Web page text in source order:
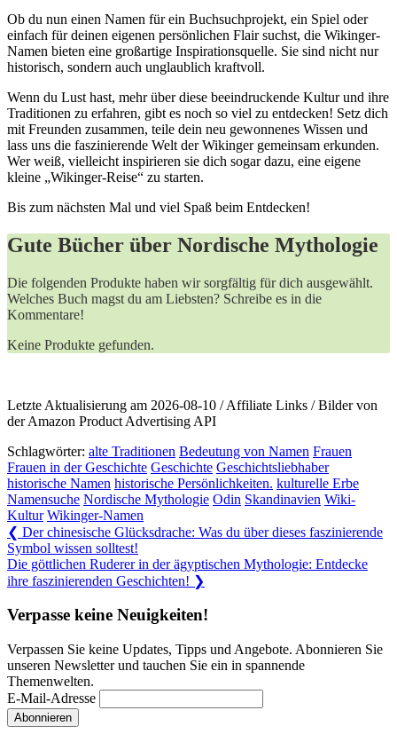
Ob du‌ nun einen Namen für ein Buchsuchprojekt, ein Spiel ⁤oder
einfach‍ für deinen ⁤eigenen persönlichen Flair suchst, die ⁢Wikinger-
Namen ⁣bieten eine ‌großartige Inspirationsquelle. Sie sind nicht nur
‍historisch, sondern auch unglaublich ⁤kraftvoll.
Wenn⁣ du ​Lust hast, mehr ‍über diese​ beeindruckende Kultur und ihre
Traditionen zu erfahren,​ gibt es noch so viel zu entdecken! Setz ⁤dich
mit Freunden⁣ zusammen, teile dein neu gewonnenes ⁤Wissen und
lass uns die faszinierende Welt ​der Wikinger gemeinsam erkunden.
Wer weiß, vielleicht⁣ inspirieren sie ⁤dich sogar⁤ dazu, ⁤eine eigene
kleine „Wikinger-Reise“ zu starten.
Bis ​zum nächsten ⁣Mal und viel Spaß beim Entdecken!
Gute Bücher über Nordische Mythologie
Die folgenden Produkte haben wir sorgfältig für dich ausgewählt.
Welches Buch magst du am Liebsten? Schreibe es in die
Kommentare!
Keine Produkte gefunden.
Letzte Aktualisierung am 2026-08-10 / Affiliate Links / Bilder von
der Amazon Product Advertising API
Schlagwörter: alte Traditionen Bedeutung von Namen Frauen
Frauen in der Geschichte Geschichte Geschichtsliebhaber
historische Namen historische Persönlichkeiten. kulturelle Erbe
Namensuche Nordische Mythologie Odin Skandinavien Wiki-
Kultur Wikinger-Namen
Beitragsnavigation
❮ Previous
Post:
Der chinesische Glücksdrache: Was du über dieses faszinierende
Symbol wissen solltest!
Next
Post:
Die göttlichen Ruderer in der ägyptischen Mythologie: Entdecke
ihre faszinierenden Geschichten! ❯
Verpasse keine Neuigkeiten!
Verpassen Sie keine Updates, Tipps und Angebote. Abonnieren Sie
unseren Newsletter und tauchen Sie ein in spannende
Themenwelten.
E-Mail-Adresse